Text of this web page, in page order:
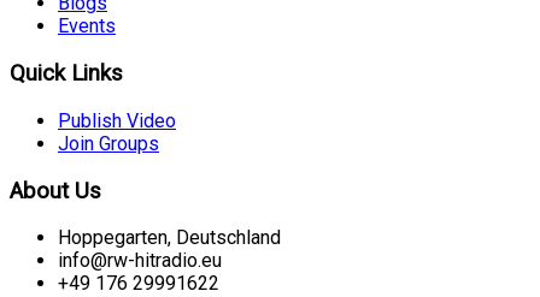
Events
Quick Links
Publish Video
Join Groups
About Us
Hoppegarten, Deutschland
info@rw-hitradio.eu
+49 176 29991622